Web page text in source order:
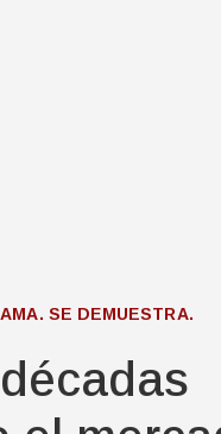
SE DEMUESTRA.